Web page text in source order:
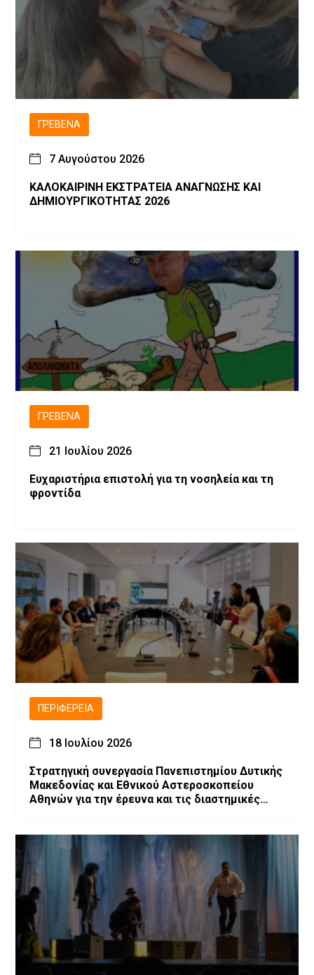
ΓΡΕΒΕΝΆ
7 Αυγούστου 2026
ΚΑΛΟΚΑΙΡΙΝΗ ΕΚΣΤΡΑΤΕΙΑ ΑΝΑΓΝΩΣΗΣ ΚΑΙ
ΔΗΜΙΟΥΡΓΙΚΟΤΗΤΑΣ 2026
ΓΡΕΒΕΝΆ
21 Ιουλίου 2026
Ευχαριστήρια επιστολή για τη νοσηλεία και τη
φροντίδα
ΠΕΡΙΦΈΡΕΙΑ
18 Ιουλίου 2026
Στρατηγική συνεργασία Πανεπιστημίου Δυτικής
Μακεδονίας και Εθνικού Αστεροσκοπείου
Αθηνών για την έρευνα και τις διαστημικές